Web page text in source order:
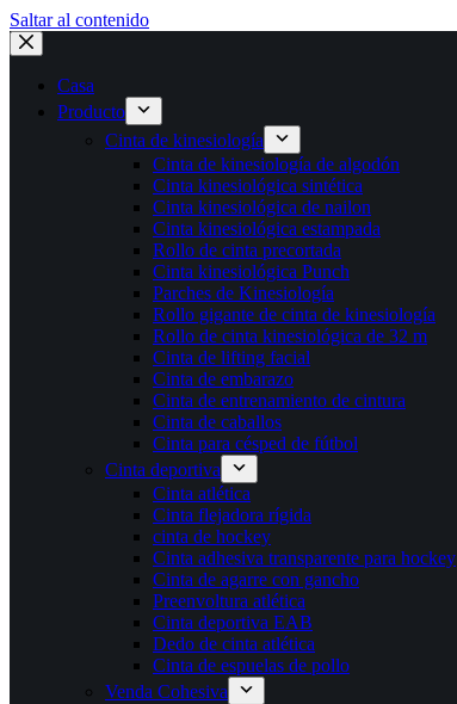
Saltar al contenido
Casa
Producto
Cinta de kinesiología
Cinta de kinesiología de algodón
Cinta kinesiológica sintética
Cinta kinesiológica de nailon
Cinta kinesiológica estampada
Rollo de cinta precortada
Cinta kinesiológica Punch
Parches de Kinesiología
Rollo gigante de cinta de kinesiología
Rollo de cinta kinesiológica de 32 m
Cinta de lifting facial
Cinta de embarazo
Cinta de entrenamiento de cintura
Cinta de caballos
Cinta para césped de fútbol
Cinta deportiva
Cinta atlética
Cinta flejadora rígida
cinta de hockey
Cinta adhesiva transparente para hockey
Cinta de agarre con gancho
Preenvoltura atlética
Cinta deportiva EAB
Dedo de cinta atlética
Cinta de espuelas de pollo
Venda Cohesiva